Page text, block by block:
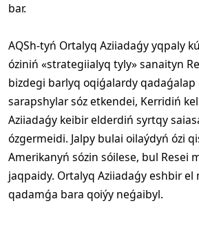
bar.
AQSh-tyń Ortalyq Aziiadaǵy yqpaly
óziniń «strategiialyq tyly» sanaityn
bizdegi barlyq oqiǵalardy qadaǵalap
sarapshylar sóz etkendei, Kerridiń
Aziiadaǵy keibir elderdiń syrtqy
ózgermeidi. Jalpy bulai oilaýdyń ózi
Amerikanyń sózin sóilese, bul Resei
jaqpaidy. Ortalyq Aziiadaǵy eshbir
qadamǵa bara qoiýy neǵaibyl.